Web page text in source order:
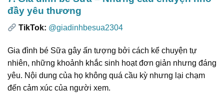
đầy yêu thương
TikTok: @giadinhbesua2304
Gia đình bé Sữa gây ấn tượng bởi cách kể chuyện tự
nhiên, những khoảnh khắc sinh hoạt đơn giản nhưng đáng
yêu. Nội dung của họ không quá cầu kỳ nhưng lại chạm
đến cảm xúc của người xem.